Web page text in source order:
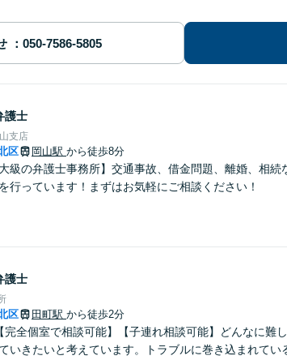
護士
支店
区 岡山駅 から徒歩8分
大級の弁護士事務所】交通事故、借金問題、離婚、相
行っています！まずはお気軽にご相談ください！
護士
区 田町駅 から徒歩2分
完全個室で相談可能】【子連れ相談可能】どんなに難
いきたいと考えています。トラブルに巻き込まれてい